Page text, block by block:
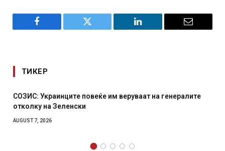
Facebook Twitter LinkedIn Email
ТИКЕР
на генералите
Рачна бомба експлодира пред